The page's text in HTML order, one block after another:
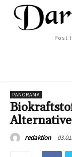
Post
PANORAMA
redaktion